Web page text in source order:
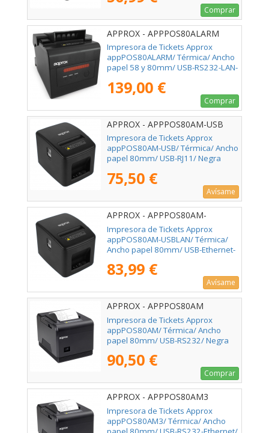
Comprar
APPROX - APPPOS80ALARM
Impresora de Tickets Approx
appPOS80ALARM/ Térmica/ Ancho
papel 58 y 80mm/ USB-RS232-LAN-
139,00 €
Comprar
APPROX - APPPOS80AM-USB
Impresora de Tickets Approx
appPOS80AM-USB/ Térmica/ Ancho
papel 80mm/ USB-RJ11/ Negra
75,50 €
Avísame
APPROX - APPPOS80AM-
USBLAN
Impresora de Tickets Approx
appPOS80AM-USBLAN/ Térmica/
Ancho papel 80mm/ USB-Ethernet-
83,99 €
Avísame
APPROX - APPPOS80AM
Impresora de Tickets Approx
appPOS80AM/ Térmica/ Ancho
papel 80mm/ USB-RS232/ Negra
90,50 €
Comprar
APPROX - APPPOS80AM3
Impresora de Tickets Approx
appPOS80AM3/ Térmica/ Ancho